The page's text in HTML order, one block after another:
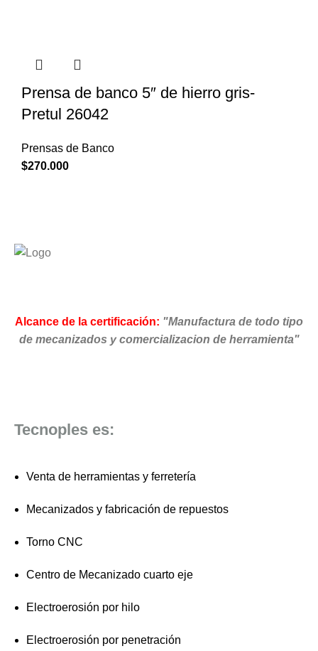
Prensa de banco 5″ de hierro gris-
Pretul 26042
Prensas de Banco
$270.000
Alcance de la certificación: "Manufactura de todo tipo
de mecanizados y comercializacion de herramienta"
Tecnoples es:
Venta de herramientas y ferretería
Mecanizados y fabricación de repuestos
Torno CNC
Centro de Mecanizado cuarto eje
Electroerosión por hilo
Electroerosión por penetración